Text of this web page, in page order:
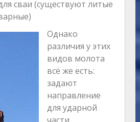
сваи (существуют литые
Однако
различия у этих
видов молота
всё же есть:
задают
направление
для ударной